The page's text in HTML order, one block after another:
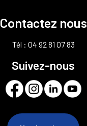
Contactez nous
Tél : 04 92 81 07 83
Suivez-nous